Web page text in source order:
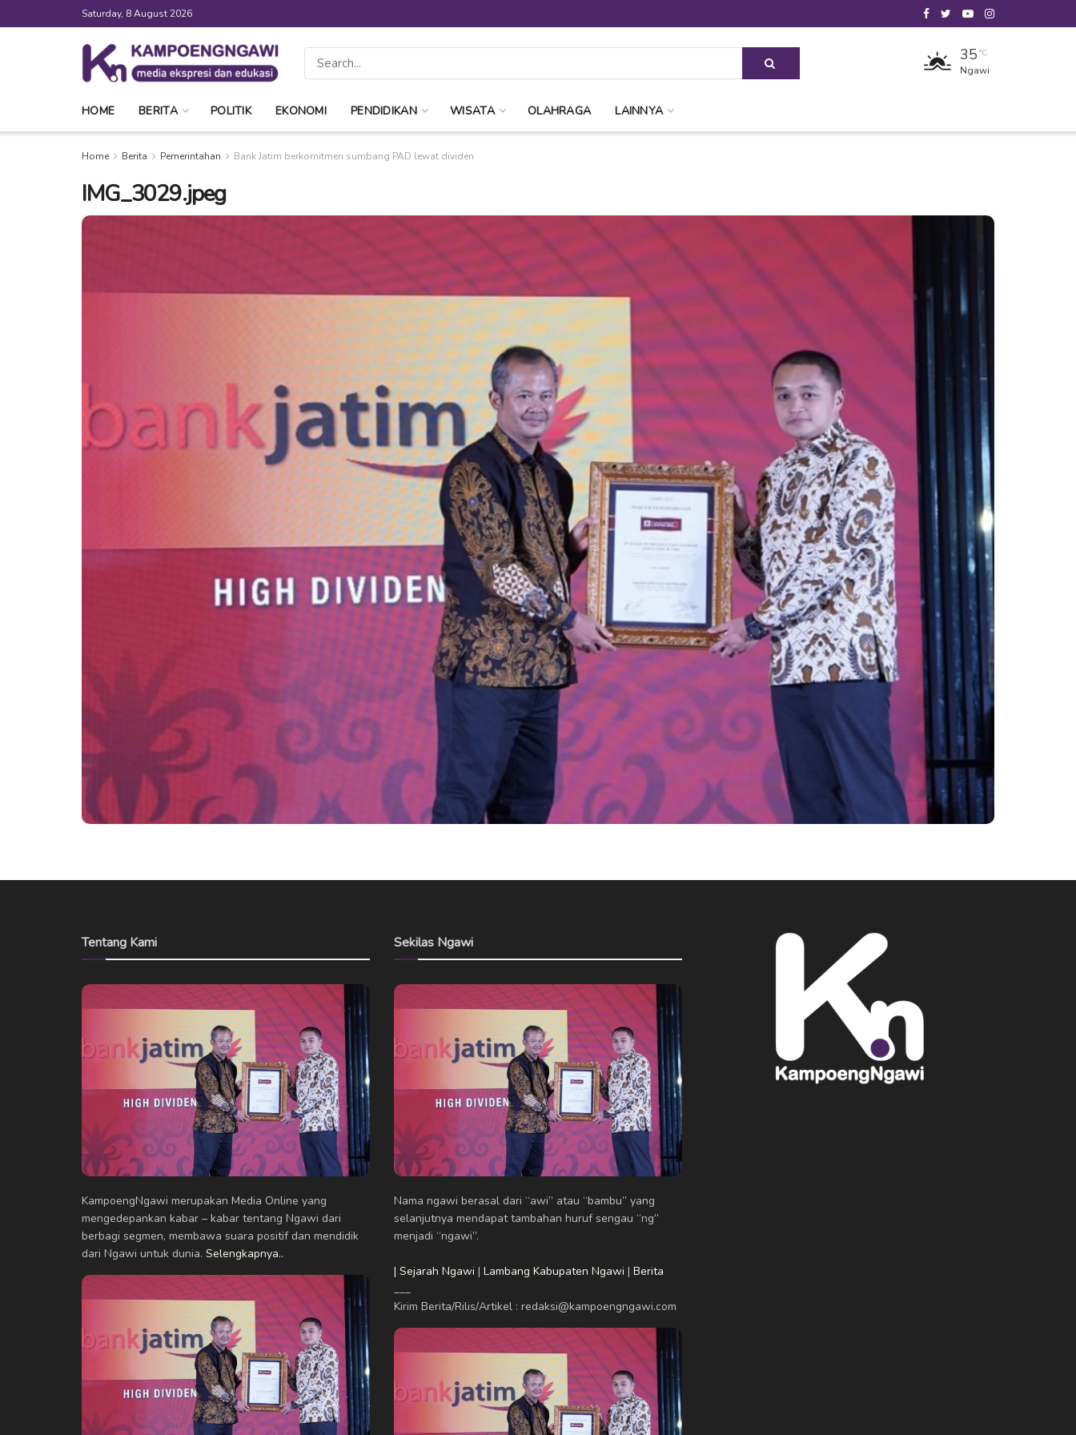
Saturday, 8 August 2026
35 °C
Ngawi
HOME BERITA POLITIK EKONOMI PENDIDIKAN WISATA OLAHRAGA LAINNYA
Home Berita Pemerintahan Bank Jatim berkomitmen sumbang PAD lewat dividen
IMG_3029.jpeg
Tentang Kami
KampoengNgawi merupakan Media Online yang
mengedepankan kabar – kabar tentang Ngawi dari
berbagi segmen, membawa suara positif dan mendidik
dari Ngawi untuk dunia. Selengkapnya..
Sekilas Ngawi
Nama ngawi berasal dari “awi” atau “bambu” yang
selanjutnya mendapat tambahan huruf sengau “ng”
menjadi “ngawi”.
| Sejarah Ngawi | Lambang Kabupaten Ngawi | Berita
___
Kirim Berita/Rilis/Artikel : redaksi@kampoengngawi.com